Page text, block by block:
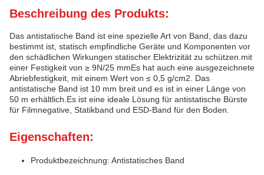
Beschreibung des Produkts:
Das antistatische Band ist eine spezielle Art von Band, das dazu
bestimmt ist, statisch empfindliche Geräte und Komponenten vor
den schädlichen Wirkungen statischer Elektrizität zu schützen.mit
einer Festigkeit von ≥ 9N/25 mmEs hat auch eine ausgezeichnete
Abriebfestigkeit, mit einem Wert von ≤ 0,5 g/cm2. Das
antistatische Band ist 10 mm breit und es ist in einer Länge von
50 m erhältlich.Es ist eine ideale Lösung für antistatische Bürste
für Filmnegative, Statikband und ESD-Band für den Boden.
Eigenschaften:
Produktbezeichnung: Antistatisches Band